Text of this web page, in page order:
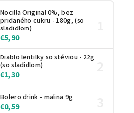
Nocilla Original 0%, bez
pridaného cukru - 180g, (so
sladidlom)
€5,90
Diablo lentilky so stéviou - 22g
(so sladidlom)
€1,30
Bolero drink - malina 9g
€0,59